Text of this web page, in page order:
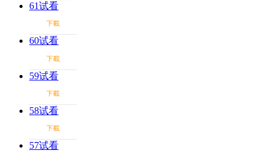
61试看
下載
60试看
下載
59试看
下載
58试看
下載
57试看